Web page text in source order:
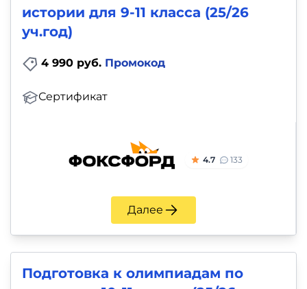
истории для 9-11 класса (25/26
уч.год)
4 990 руб. Промокод
Сертификат
4.7 133
Далее
Подготовка к олимпиадам по